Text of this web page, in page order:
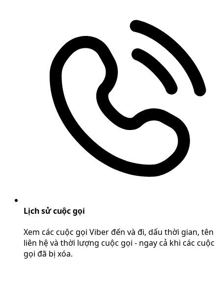
Lịch sử cuộc gọi
Xem các cuộc gọi Viber đến và đi, dấu thời gian, tên
liên hệ và thời lượng cuộc gọi - ngay cả khi các cuộc
gọi đã bị xóa.